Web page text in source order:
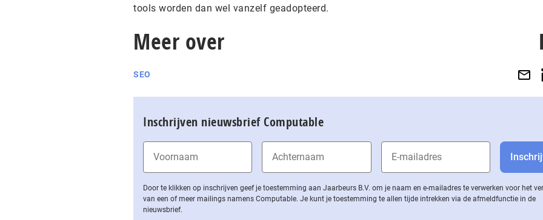
tools worden dan wel vanzelf geadopteerd.
Meer over
SEO
Inschrijven nieuwsbrief Computable
Door te klikken op inschrijven geef je toestemming aan Jaarbeurs B.V. om je naam en e-mailadres te verwerken voor het
van een of meer mailings namens Computable. Je kunt je toestemming te allen tijde intrekken via de af­meld­func­tie in de
nieuwsbrief.